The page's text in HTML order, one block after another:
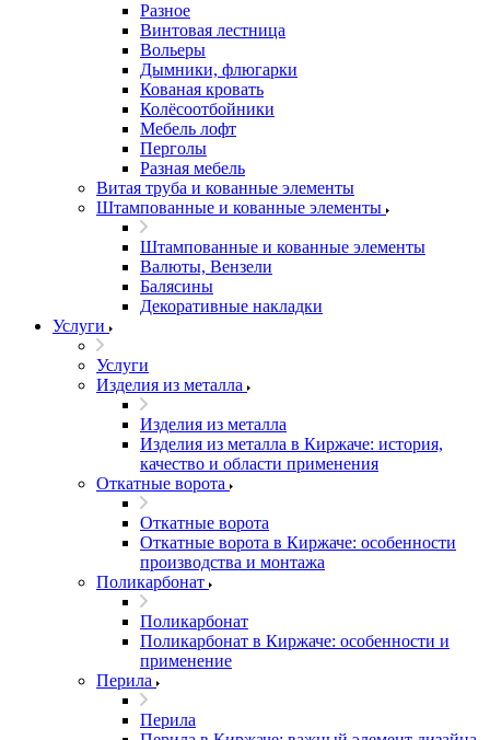
Разное
Винтовая лестница
Вольеры
Дымники, флюгарки
Кованая кровать
Колёсоотбойники
Мебель лофт
Перголы
Разная мебель
Витая труба и кованные элементы
Штампованные и кованные элементы
Штампованные и кованные элементы
Валюты, Вензели
Балясины
Декоративные накладки
Услуги
Услуги
Изделия из металла
Изделия из металла
Изделия из металла в Киржаче: история,
качество и области применения
Откатные ворота
Откатные ворота
Откатные ворота в Киржаче: особенности
производства и монтажа
Поликарбонат
Поликарбонат
Поликарбонат в Киржаче: особенности и
применение
Перила
Перила